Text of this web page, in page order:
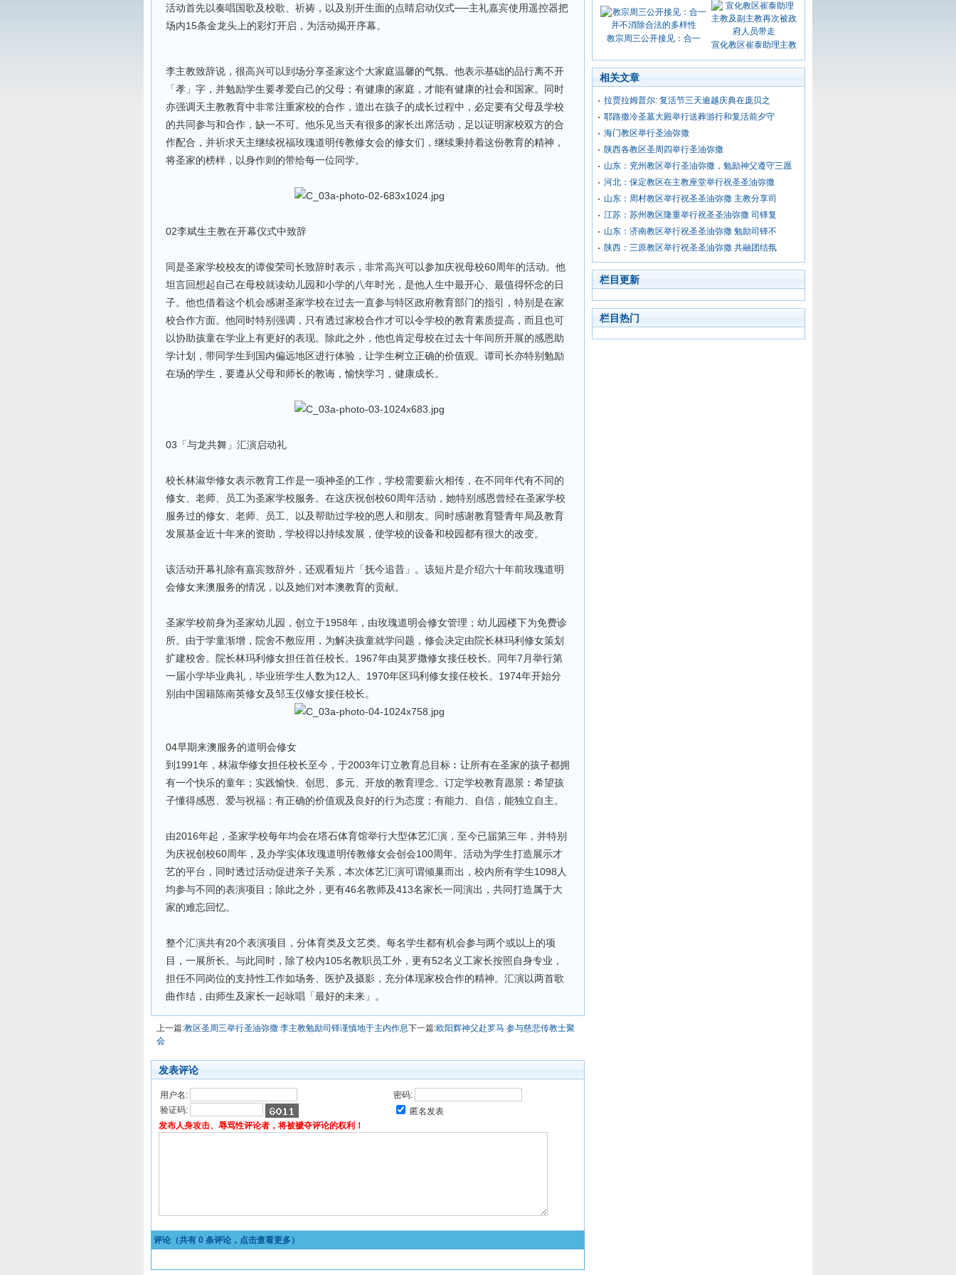
活动首先以奏唱国歌及校歌、祈祷，以及别开生面的点睛启动仪式──主礼嘉宾使用遥控器把
场内15条金龙头上的彩灯开启，为活动揭开序幕。
李主教致辞说，很高兴可以到场分享圣家这个大家庭温馨的气氛。他表示基础的品行离不开
「孝」字，并勉励学生要孝爱自己的父母；有健康的家庭，才能有健康的社会和国家。同时
亦强调天主教教育中非常注重家校的合作，道出在孩子的成长过程中，必定要有父母及学校
的共同参与和合作，缺一不可。他乐见当天有很多的家长出席活动，足以证明家校双方的合
作配合，并祈求天主继续祝福玫瑰道明传教修女会的修女们，继续秉持着这份教育的精神，
将圣家的榜样，以身作则的带给每一位同学。
02李斌生主教在开幕仪式中致辞
同是圣家学校校友的谭俊荣司长致辞时表示，非常高兴可以参加庆祝母校60周年的活动。他
坦言回想起自己在母校就读幼儿园和小学的八年时光，是他人生中最开心、最值得怀念的日
子。他也借着这个机会感谢圣家学校在过去一直参与特区政府教育部门的指引，特别是在家
校合作方面。他同时特别强调，只有透过家校合作才可以令学校的教育素质提高，而且也可
以协助孩童在学业上有更好的表现。除此之外，他也肯定母校在过去十年间所开展的感恩助
学计划，带同学生到国内偏远地区进行体验，让学生树立正确的价值观。谭司长亦特别勉励
在场的学生，要遵从父母和师长的教诲，愉快学习，健康成长。
03「与龙共舞」汇演启动礼
校长林淑华修女表示教育工作是一项神圣的工作，学校需要薪火相传，在不同年代有不同的
修女、老师、员工为圣家学校服务。在这庆祝创校60周年活动，她特别感恩曾经在圣家学校
服务过的修女、老师、员工、以及帮助过学校的恩人和朋友。同时感谢教育暨青年局及教育
发展基金近十年来的资助，学校得以持续发展，使学校的设备和校园都有很大的改变。
该活动开幕礼除有嘉宾致辞外，还观看短片「抚今追昔」。该短片是介绍六十年前玫瑰道明
会修女来澳服务的情况，以及她们对本澳教育的贡献。
圣家学校前身为圣家幼儿园，创立于1958年，由玫瑰道明会修女管理；幼儿园楼下为免费诊
所。由于学童渐增，院舍不敷应用，为解决孩童就学问题，修会决定由院长林玛利修女策划
扩建校舍。院长林玛利修女担任首任校长。1967年由莫罗撒修女接任校长。同年7月举行第
一届小学毕业典礼，毕业班学生人数为12人。1970年区玛利修女接任校长。1974年开始分
别由中国籍陈南英修女及邹玉仪修女接任校长。
04早期来澳服务的道明会修女
到1991年，林淑华修女担任校长至今，于2003年订立教育总目标︰让所有在圣家的孩子都拥
有一个快乐的童年；实践愉快、创思、多元、开放的教育理念。订定学校教育愿景︰希望孩
子懂得感恩、爱与祝福；有正确的价值观及良好的行为态度；有能力、自信，能独立自主。
由2016年起，圣家学校每年均会在塔石体育馆举行大型体艺汇演，至今已届第三年，并特别
为庆祝创校60周年，及办学实体玫瑰道明传教修女会创会100周年。活动为学生打造展示才
艺的平台，同时透过活动促进亲子关系，本次体艺汇演可谓倾巢而出，校内所有学生1098人
均参与不同的表演项目；除此之外，更有46名教师及413名家长一同演出，共同打造属于大
家的难忘回忆。
整个汇演共有20个表演项目，分体育类及文艺类。每名学生都有机会参与两个或以上的项
目，一展所长。与此同时，除了校内105名教职员工外，更有52名义工家长按照自身专业，
担任不同岗位的支持性工作如场务、医护及摄影，充分体现家校合作的精神。汇演以两首歌
曲作结，由师生及家长一起咏唱「最好的未来」。
上一篇:教区圣周三举行圣油弥撒 李主教勉励司铎谨慎地于主内作息下一篇:欧阳辉神父赴罗马 参与慈悲传教士聚
会
发表评论
用户名:
密码:
验证码:
匿名发表
发布人身攻击、辱骂性评论者，将被褫夺评论的权利！
评论（共有 0 条评论，点击查看更多）
教宗周三公开接见：合一
宣化教区崔泰助理主教
相关文章
拉贾拉姆普尔: 复活节三天逾越庆典在庞贝之
耶路撒冷圣墓大殿举行送葬游行和复活前夕守
海门教区举行圣油弥撒
陕西各教区圣周四举行圣油弥撒
山东：兖州教区举行圣油弥撒，勉励神父遵守三愿
河北：保定教区在主教座堂举行祝圣圣油弥撒
山东：周村教区举行祝圣圣油弥撒 主教分享司
江苏：苏州教区隆重举行祝圣圣油弥撒 司铎复
山东：济南教区举行祝圣圣油弥撒 勉励司铎不
陕西：三原教区举行祝圣圣油弥撒 共融团结氛
栏目更新
栏目热门